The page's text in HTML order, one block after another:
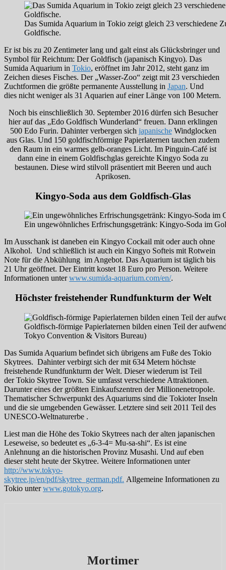
Das Sumida Aquarium in Tokio zeigt gleich 23 verschiedene
Goldfische.
Er ist bis zu 20 Zentimeter lang und galt einst als Glücksbringer und
Symbol für Reichtum: Der Goldfisch (japanisch Kingyo). Das
Sumida Aquarium in Tokio, eröffnet im Jahr 2012, steht ganz im
Zeichen dieses Fisches. Der „Wasser-Zoo“ zeigt mit 23 verschieden
Zuchtformen die größte permanente Ausstellung in Japan. Und
dies nicht weniger als 31 Aquarien auf einer Länge von 100 Metern.
Noch bis einschließlich 30. September 2016 dürfen sich Besucher
hier auf das „Edo Goldfisch Wunderland“ freuen. Dann erklingen
500 Edo Furin. Dahinter verbergen sich japanischeWindglocken
aus Glas. Und 150 goldfischförmige Papierlaternen tauchen zudem
den Raum in ein warmes gelb-oranges Licht. Im Pinguin-Café ist
dann eine in einem Goldfischglas gereichte Kingyo Soda zu
bestaunen. Diese wird stilvoll präsentiert mit Beeren und auch
Aprikosen.
Kingyo-Soda aus dem Goldfisch-Glas
Ein ungewöhnliches Erfrischungsgetränk: Kingyo-Soda im
Im Ausschank ist daneben ein Kingyo Cockail mit oder auch ohne
Alkohol. Und schließlich ist auch ein Kingyo Softeis mit Rotwein
Note für die Abkühlung im Angebot. Das Aquarium ist täglich bis
21 Uhr geöffnet. Der Eintritt kostet 18 Euro pro Person. Weitere
Informationen unterwww.sumida-aquarium.com/en/.
Höchster freistehender Rundfunkturm der Welt
Goldfisch-förmige Papierlaternen bilden einen Teil der
Tokyo Convention & Visitors Bureau)
Das Sumida Aquarium befindet sich übrigens am Fuße des Tokio
Skytrees. Dahinter verbirgt sich der mit 634 Metern höchste
freistehende Rundfunkturm der Welt. Dieser wiederum ist Teil
der Tokio Skytree Town. Sie umfasst verschiedene Attraktionen.
Darunter eines der größten Einkaufszentren der Millionenetropole.
Thematischer Schwerpunkt des Aquariums sind die Tokioter Inseln
und die sie umgebenden Gewässer. Letztere sind seit 2011 Teil des
UNESCO-Weltnaturerbe .
Liest man die Höhe des Tokio Skytrees nach der alten japanischen
Leseweise, so bedeutet es „6-3-4= Mu-sa-shi“. Es ist eine
Anlehnung an die historischen Provinz Musashi. Und auf eben
dieser steht heute der Skytree. Weitere Informationen unter
http://www.tokyo-
skytree.jp/en/pdf/skytree_german.pdf. Allgemeine Informationen zu
Tokio unterwww.gotokyo.org.
Mortimer